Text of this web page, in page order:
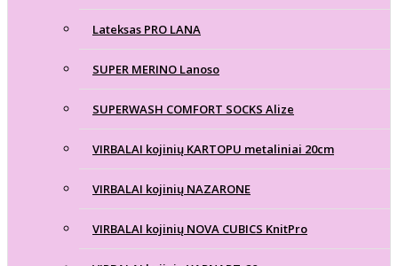
Lateksas PRO LANA
SUPER MERINO Lanoso
SUPERWASH COMFORT SOCKS Alize
VIRBALAI kojinių KARTOPU metaliniai 20cm
VIRBALAI kojinių NAZARONE
VIRBALAI kojinių NOVA CUBICS KnitPro